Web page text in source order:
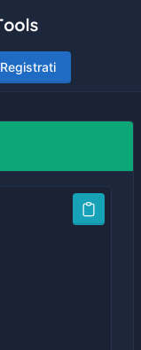
Registrati